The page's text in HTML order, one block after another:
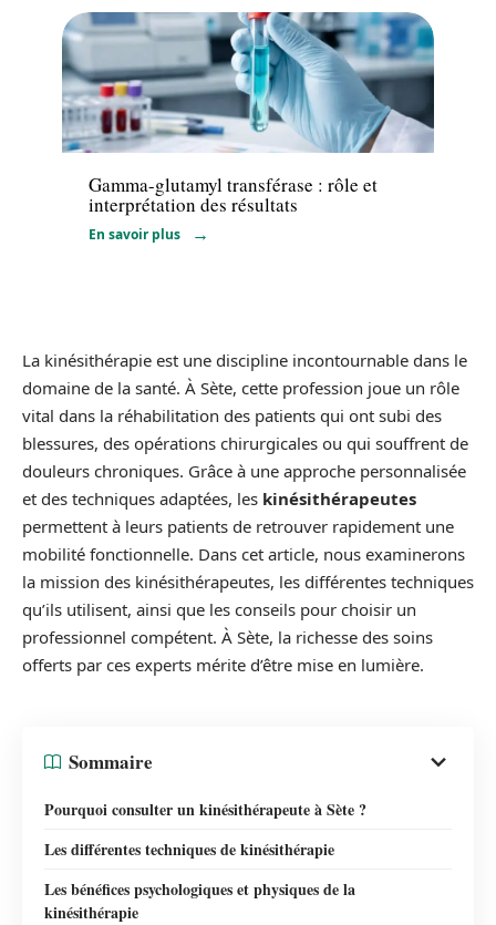
Santé
Gamma-glutamyl transférase : rôle et
interprétation des résultats
En savoir plus
La kinésithérapie est une discipline incontournable dans le
domaine de la santé. À Sète, cette profession joue un rôle
vital dans la réhabilitation des patients qui ont subi des
blessures, des opérations chirurgicales ou qui souffrent de
douleurs chroniques. Grâce à une approche personnalisée
et des techniques adaptées, les kinésithérapeutes
permettent à leurs patients de retrouver rapidement une
mobilité fonctionnelle. Dans cet article, nous examinerons
la mission des kinésithérapeutes, les différentes techniques
qu’ils utilisent, ainsi que les conseils pour choisir un
professionnel compétent. À Sète, la richesse des soins
offerts par ces experts mérite d’être mise en lumière.
Sommaire
Pourquoi consulter un kinésithérapeute à Sète ?
Les différentes techniques de kinésithérapie
Les bénéfices psychologiques et physiques de la
kinésithérapie